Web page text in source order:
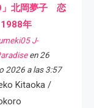
」北岡夢子 恋
年
J-
en 26
2026 a las 3:57
Kitaoka /